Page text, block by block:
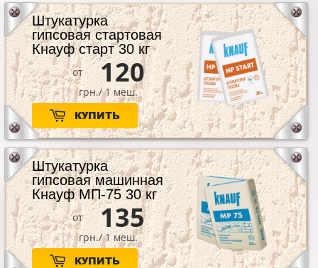
Штукатурка
гипсовая стартовая
Кнауф старт 30 кг
от 120
грн./ 1 меш.
КУПИТЬ
Штукатурка
гипсовая машинная
Кнауф МП-75 30 кг
от 135
грн./ 1 меш.
КУПИТЬ